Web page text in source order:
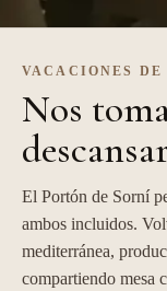
VACACIONES DE
Nos
El Portón de Sorní
ambos incluidos.
mediterránea,
compartiendo mesa